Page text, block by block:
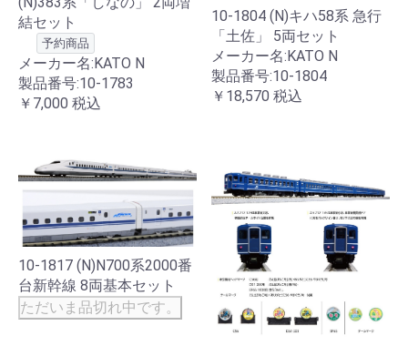
結セット
予約商品
メーカー名:KATO N
製品番号:10-1783
￥7,000 税込
10-1804 (N)キハ58系 急行
「土佐」 5両セット
メーカー名:KATO N
製品番号:10-1804
￥18,570 税込
10-1817 (N)N700系2000番
台新幹線 8両基本セット
ただいま品切れ中です。